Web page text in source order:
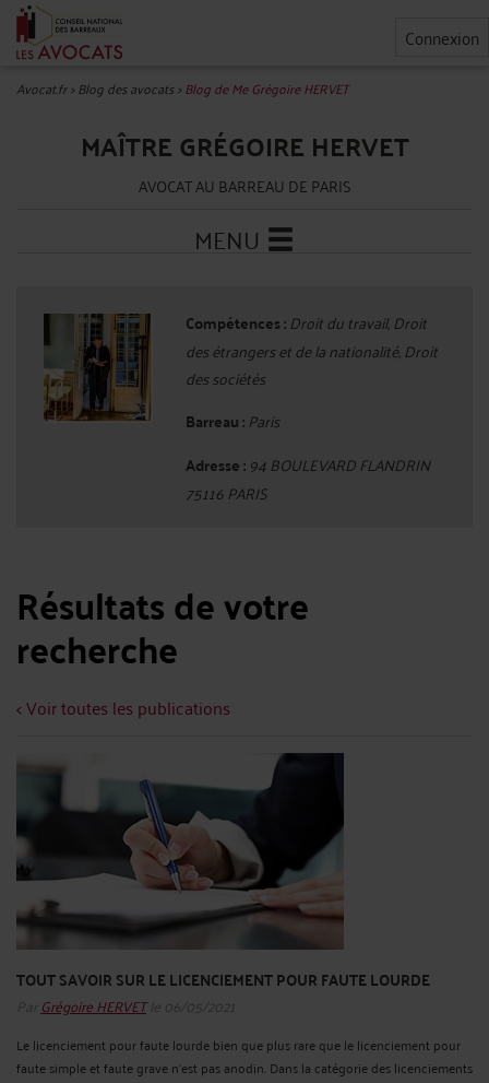
Connexion
Avocat.fr>Blog des avocats>Blog de Me Grégoire HERVET
MAÎTRE GRÉGOIRE HERVET
AVOCAT AU BARREAU DE PARIS
MENU
Compétences : Droit du travail, Droit
des étrangers et de la nationalité, Droit
des sociétés
Barreau : Paris
Adresse : 94 BOULEVARD FLANDRIN
75116 PARIS
Résultats de votre
recherche
< Voir toutes les publications
TOUT SAVOIR SUR LE LICENCIEMENT POUR FAUTE LOURDE
Par Grégoire HERVETle 06/05/2021
Le licenciement pour faute lourde bien que plus rare que le licenciement pour
faute simple et faute grave n’est pas anodin. Dans la catégorie des licenciements